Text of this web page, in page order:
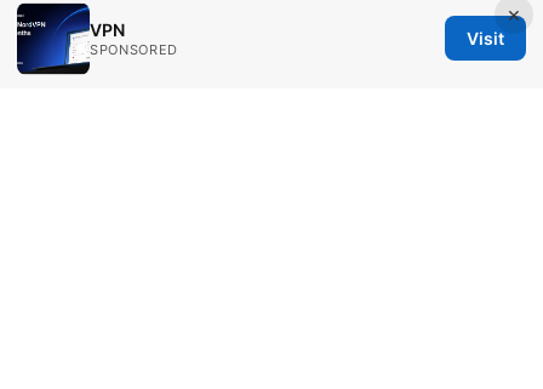
×
VPN
SPONSORED
Visit